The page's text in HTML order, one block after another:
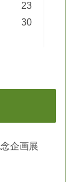
23
30
企画展